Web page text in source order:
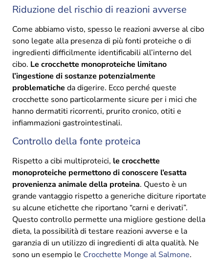
Riduzione del rischio di reazioni avverse
Come abbiamo visto, spesso le reazioni avverse al cibo
sono legate alla presenza di più fonti proteiche o di
ingredienti difficilmente identificabili all’interno del
cibo. Le crocchette monoproteiche limitano
l’ingestione di sostanze potenzialmente
problematiche da digerire. Ecco perché queste
crocchette sono particolarmente sicure per i mici che
hanno dermatiti ricorrenti, prurito cronico, otiti e
infiammazioni gastrointestinali.
Controllo della fonte proteica
Rispetto a cibi multiproteici, le crocchette
monoproteiche permettono di conoscere l’esatta
provenienza animale della proteina. Questo è un
grande vantaggio rispetto a generiche diciture riportate
su alcune etichette che riportano “carni e derivati”.
Questo controllo permette una migliore gestione della
dieta, la possibilità di testare reazioni avverse e la
garanzia di un utilizzo di ingredienti di alta qualità. Ne
sono un esempio le Crocchette Monge al Salmone.